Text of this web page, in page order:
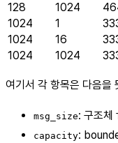
128
1024
1024
1
1024
16
1024
1024
여기서 각 항목은 다음을
msg_size: 구조체
capacity: